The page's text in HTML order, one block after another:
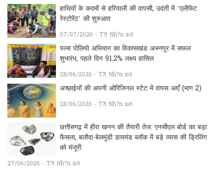
हाथियों के कदमों से हरियाली की वापसी, उदंती में ‘एलीफेंट
रेस्टोरेंट’ की शुरुआत
07/07/2026 - T?t Nh?n xét
पल्स पोलियो अभियान का विकासखंड अभनपुर में सफल
शुभारंभ, पहले दिन 91.2% लक्ष्य हासिल
28/06/2026 - T?t Nh?n xét
अच्छाईयों की अपनी ओरिजिनल स्टेट में वापस आएँ (भाग 2)
28/06/2026 - T?t Nh?n xét
छत्तीसगढ़ में हीरा खनन की तैयारी तेज: एनसीएल बोर्ड का बड़ा
फैसला, बलौदा-बेलमुंडी डायमंड ब्लॉक में बड़े व्यास की ड्रिलिंग
को मंजूरी
27/06/2026 - T?t Nh?n xét